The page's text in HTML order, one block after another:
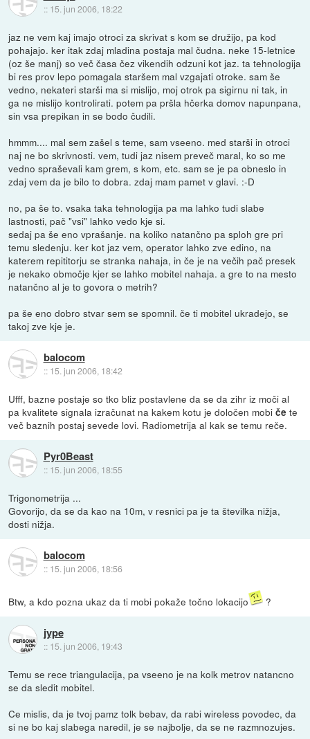
:: 15. jun 2006, 18:22
jaz ne vem kaj imajo otroci za skrivat s kom se družijo, pa kod
pohajajo. ker itak zdaj mladina postaja mal čudna. neke 15-letnice
(oz še manj) so več časa čez vikendih odzuni kot jaz. ta tehnologija
bi res prov lepo pomagala staršem mal vzgajati otroke. sam še
vedno, nekateri starši ma si mislijo, moj otrok pa sigirnu ni tak, in
ga ne mislijo kontrolirati. potem pa pršla hčerka domov napunpana,
sin vsa prepikan in se bodo čudili.
hmmm.... mal sem zašel s teme, sam vseeno. med starši in otroci
naj ne bo skrivnosti. vem, tudi jaz nisem preveč maral, ko so me
vedno spraševali kam grem, s kom, etc. sam se je pa obneslo in
zdaj vem da je bilo to dobra. zdaj mam pamet v glavi. :-D
no, pa še to. vsaka taka tehnologija pa ma lahko tudi slabe
lastnosti, pač "vsi" lahko vedo kje si.
sedaj pa še eno vprašanje. na koliko natančno pa sploh gre pri
temu sledenju. ker kot jaz vem, operator lahko zve edino, na
katerem repititorju se stranka nahaja, in če je na večih pač presek
je nekako območje kjer se lahko mobitel nahaja. a gre to na mesto
natančno al je to govora o metrih?
pa še eno dobro stvar sem se spomnil. če ti mobitel ukradejo, se
takoj zve kje je.
balocom
:: 15. jun 2006, 18:42
Ufff, bazne postaje so tko bliz postavlene da se da zihr iz moči al
pa kvalitete signala izračunat na kakem kotu je določen mobiče te
več baznih postaj sevede lovi. Radiometrija al kak se temu reče.
Pyr0Beast
:: 15. jun 2006, 18:55
Trigonometrija ...
Govorijo, da se da kao na 10m, v resnici pa je ta številka nižja,
dosti nižja.
balocom
:: 15. jun 2006, 18:56
Btw, a kdo pozna ukaz da ti mobi pokaže točno lokacijo ?
jype
:: 15. jun 2006, 19:43
Temu se rece triangulacija, pa vseeno je na kolk metrov natancno
se da sledit mobitel.
Ce mislis, da je tvoj pamz tolk bebav, da rabi wireless povodec, da
si ne bo kaj slabega naredil, je se najbolje, da se ne razmnozujes.